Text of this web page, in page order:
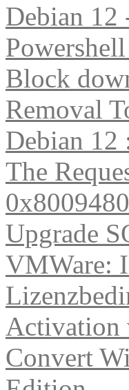
Debian
Block
Removal
Debian 12
The
Upgrade
VMWare:
Activation
Convert